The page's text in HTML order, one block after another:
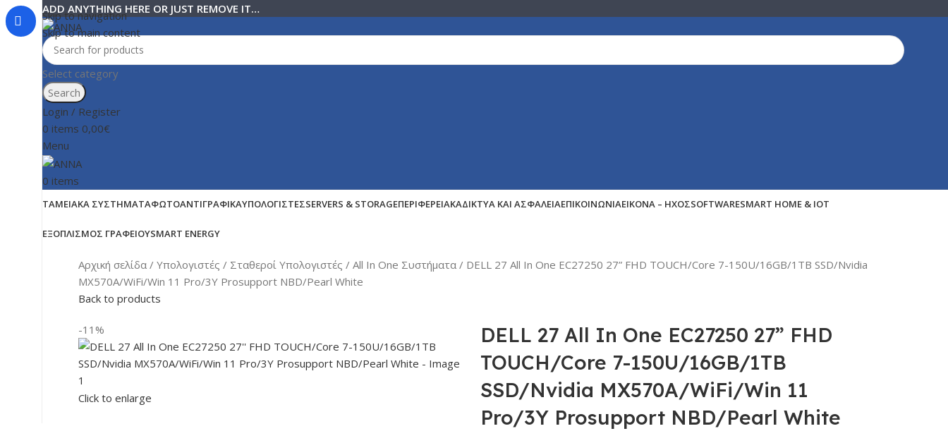
Skip to navigation
Skip to main content
ADD ANYTHING HERE OR JUST REMOVE IT…
Select category
Search
Login / Register
0 items 0,00€
Menu
0 items
ΤΑΜΕΙΑΚΆ ΣΥΣΤΉΜΑΤΑΦΩΤΟΑΝΤΙΓΡΑΦΙΚΆΥΠΟΛΟΓΙΣΤΈΣSERVERS & STORAGEΠΕΡΙΦΕΡΕΙΑΚΆΔΊΚΤΥΑ ΚΑΙ ΑΣΦΆΛΕΙΑΕΠΙΚΟΙΝΩΝΊΑΕΙΚΌΝΑ – ΉΧΟΣSOFTWARESMART HOME & IOT
ΕΞΟΠΛΙΣΜΌΣ ΓΡΑΦΕΊΟΥSMART ENERGY
Αρχική σελίδα Υπολογιστές Σταθεροί Υπολογιστές All In One Συστήματα
DELL 27 All In One EC27250 27” FHD TOUCH/Core 7-150U/16GB/1TB SSD/Nvidia
MX570A/WiFi/Win 11 Pro/3Y Prosupport NBD/Pearl White
Back to products
-11%
Click to enlarge
DELL 27 All In One EC27250 27” FHD
TOUCH/Core 7-150U/16GB/1TB
SSD/Nvidia MX570A/WiFi/Win 11
Pro/3Y Prosupport NBD/Pearl White